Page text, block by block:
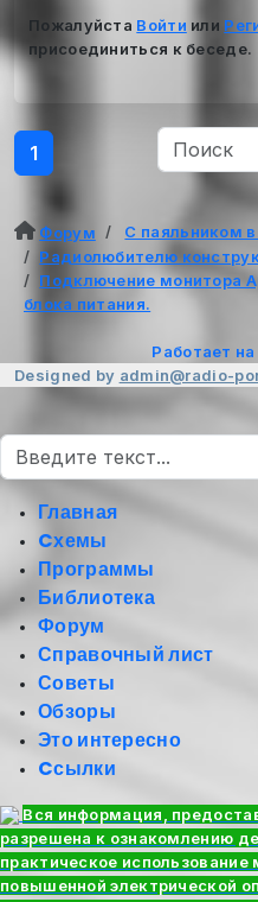
Пожалуйста Войти или
присоединиться к беседе.
1
Форум
С паяльником
Радиолюбителю
Подключение монитора
блока питания.
Работает на
Designed by admin@radio-
Поиск
Главная
Cхемы
Программы
Библиотека
Форум
Справочный лист
Советы
Обзоры
Это интересно
Cсылки
Вся информация,
разрешена к ознакомлению
практическое
повышенной электрической